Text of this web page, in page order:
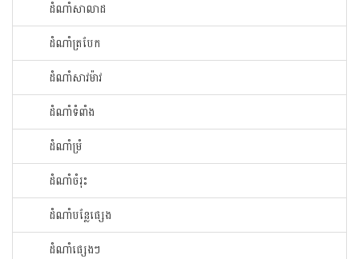
ដំណាំសាលាដ
ដំណាំត្របែក
ដំណាំសាវម៉ាវ
ដំណាំទំពាំង
ដំណាំម្រំ
ដំណាំចំរុះ
ដំណាំបន្លែផ្សេង
ដំណាំផ្សេងៗ